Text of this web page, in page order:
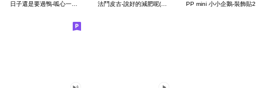
日子還是要過鴨-呱心一下鴨 法鬥皮古-說好的減肥呢(第15彈) PP mini 小小企鵝-裝飾貼2